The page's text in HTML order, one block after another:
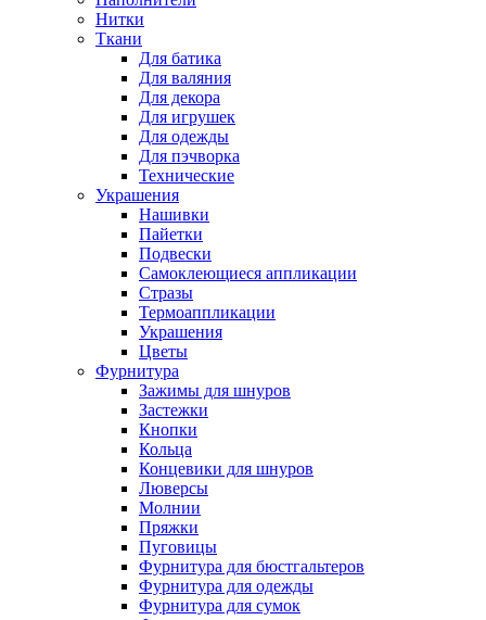
Нитки
Ткани
Для батика
Для валяния
Для декора
Для игрушек
Для одежды
Для пэчворка
Технические
Украшения
Нашивки
Пайетки
Подвески
Самоклеющиеся аппликации
Стразы
Термоаппликации
Украшения
Цветы
Фурнитура
Зажимы для шнуров
Застежки
Кнопки
Кольца
Концевики для шнуров
Люверсы
Молнии
Пряжки
Пуговицы
Фурнитура для бюстгальтеров
Фурнитура для одежды
Фурнитура для сумок